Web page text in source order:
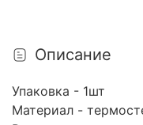
Описание
Упаковка - 1шт
Материал -